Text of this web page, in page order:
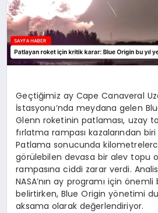
YAŞAM
Geçtiğimiz ay Cape Canaveral
İstasyonu’nda meydana gelen
Glenn roketinin patlaması, uzay
fırlatma rampası kazalarından
Patlama sonucunda
görülebilen devasa bir alev topu
rampasına ciddi zarar verdi.
NASA’nın ay programı için
belirtirken, Blue Origin yönetimi
aksama olarak değerlendiriyor.